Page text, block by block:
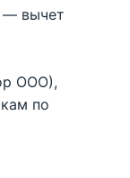
— вычет
ООО),
по